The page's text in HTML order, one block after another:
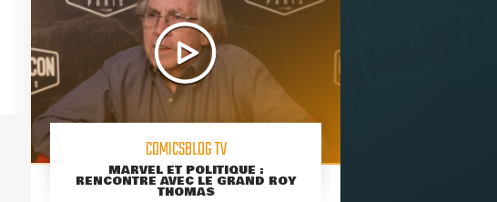
COMICSBLOG TV
MARVEL ET POLITIQUE :
RENCONTRE AVEC LE GRAND ROY
THOMAS